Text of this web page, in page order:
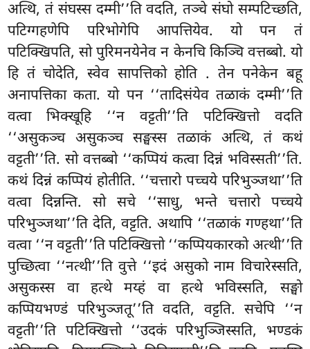
अत्थि, तं संघस्स दम्मी’’ति वदति, तञ्चे संघो सम्पटिच्छति,
पटिग्गहणेपि परिभोगेपि आपत्तियेव. यो पन तं
पटिक्खिपति, सो पुरिमनयेनेव न केनचि किञ्चि वत्तब्बो. यो
हि तं चोदेति, स्वेव सापत्तिको होति . तेन पनेकेन बहू
अनापत्तिका कता. यो पन ‘‘तादिसंयेव तळाकं दम्मी’’ति
वत्वा भिक्खूहि ‘‘न वट्टती’’ति पटिक्खित्तो वदति
‘‘असुकञ्च असुकञ्च सङ्घस्स तळाकं अत्थि, तं कथं
वट्टती’’ति. सो वत्तब्बो ‘‘कप्पियं कत्वा दिन्नं भविस्सती’’ति.
कथं दिन्नं कप्पियं होतीति. ‘‘चत्तारो पच्चये परिभुञ्जथा’’ति
वत्वा दिन्नन्ति. सो सचे ‘‘साधु, भन्ते चत्तारो पच्चये
परिभुञ्जथा’’ति देति, वट्टति. अथापि ‘‘तळाकं गण्हथा’’ति
वत्वा ‘‘न वट्टती’’ति पटिक्खित्तो ‘‘कप्पियकारको अत्थी’’ति
पुच्छित्वा ‘‘नत्थी’’ति वुत्ते ‘‘इदं असुको नाम विचारेस्सति,
असुकस्स वा हत्थे मय्हं वा हत्थे भविस्सति, सङ्घो
कप्पियभण्डं परिभुञ्जतू’’ति वदति, वट्टति. सचेपि ‘‘न
वट्टती’’ति पटिक्खित्तो ‘‘उदकं परिभुञ्जिस्सति, भण्डकं